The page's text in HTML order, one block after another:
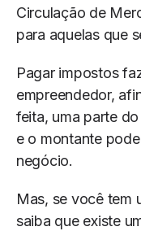
Circulação de
para aquelas que
Pagar impostos
empreendedor,
feita, uma parte
e o montante
negócio.
Mas, se você tem
saiba que existe